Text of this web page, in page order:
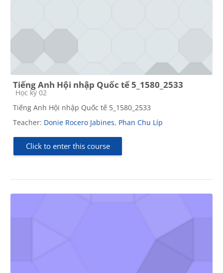
Tiếng Anh Hội nhập Quốc tế 5_1580_2533
Course category
Học kỳ 02
Tiếng Anh Hội nhập Quốc tế 5_1580_2533
Teacher: Donie Rocero Jabines, Phan Chu Líp
Click to enter this course